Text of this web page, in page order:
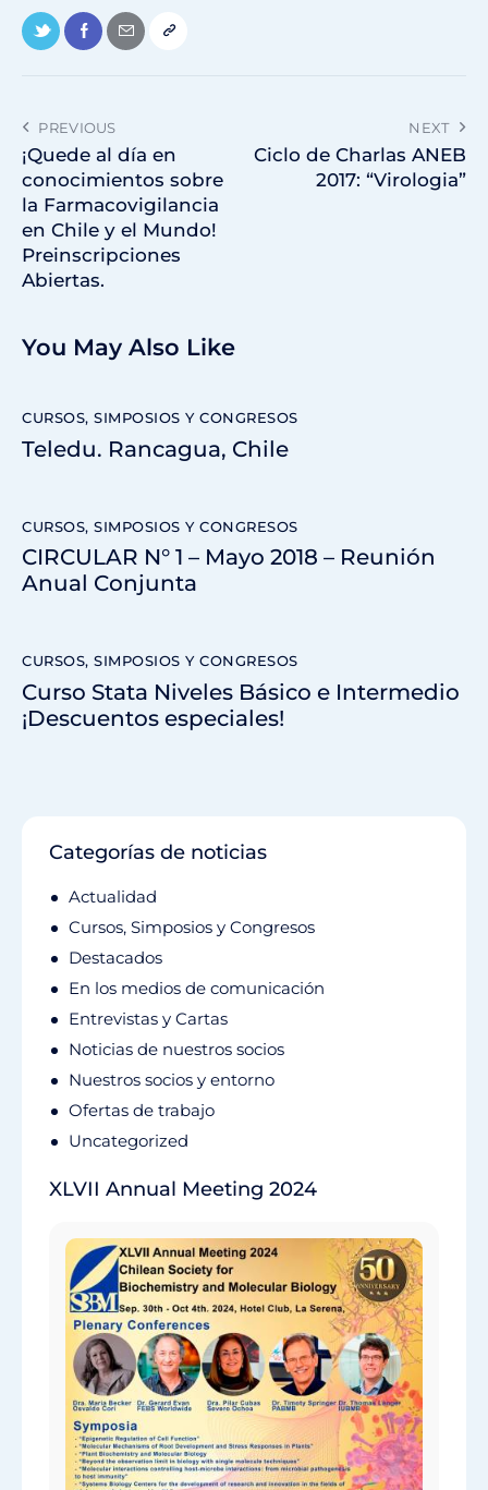
PREVIOUS
¡Quede al día en
conocimientos sobre
la Farmacovigilancia
en Chile y el Mundo!
Preinscripciones
Abiertas.
NEXT
Ciclo de Charlas ANEB
2017: “Virologia”
You May Also Like
CURSOS, SIMPOSIOS Y CONGRESOS
Teledu. Rancagua, Chile
CURSOS, SIMPOSIOS Y CONGRESOS
CIRCULAR N° 1 – Mayo 2018 – Reunión
Anual Conjunta
CURSOS, SIMPOSIOS Y CONGRESOS
Curso Stata Niveles Básico e Intermedio
¡Descuentos especiales!
Categorías de noticias
Actualidad
Cursos, Simposios y Congresos
Destacados
En los medios de comunicación
Entrevistas y Cartas
Noticias de nuestros socios
Nuestros socios y entorno
Ofertas de trabajo
Uncategorized
XLVII Annual Meeting 2024